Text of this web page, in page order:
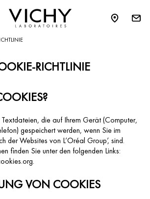
RICHTLINIE
die auf Ihrem Gerät (Computer,
gespeichert werden, wenn Sie im
der Websites von L’Oréal Group’, sind.
finden Sie unter den folgenden Links:
VON COOKIES